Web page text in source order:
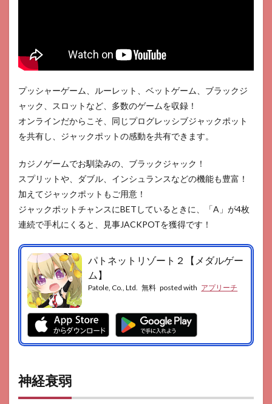
プッシャーゲーム、ルーレット、ベットゲーム、ブラックジ
ャック、スロットなど、多数のゲームを収録！
オンラインだからこそ、同じプログレッシブジャックポット
を共有し、ジャックポットの感動を共有できます。
カジノゲームでお馴染みの、ブラックジャック！
スプリットや、ダブル、インシュランスなどの機能も豊富！
加えてジャックポットもご用意！
ジャックポットチャンスにBETしているときに、「A」が4枚
連続で手札にくると、見事JACKPOTを獲得です！
パトネットリゾート２【メダルゲー
ム】
Patole, Co., Ltd. 無料 posted with アプリーチ
神経衰弱